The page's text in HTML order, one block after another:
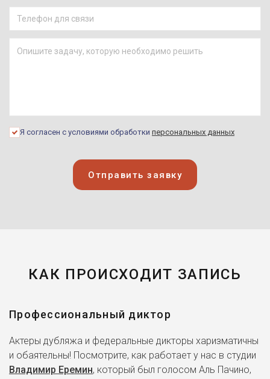
Я согласен с условиями обработки персональных данных
Отправить заявку
КАК ПРОИСХОДИТ ЗАПИСЬ
Профессиональный диктор
Актеры дубляжа и федеральные дикторы харизматичны
и обаятельны! Посмотрите, как работает у нас в студии
Владимир Еремин, который был голосом Аль Пачино,